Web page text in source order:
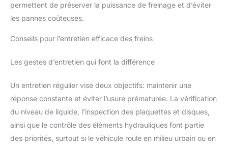
permettent de préserver la puissance de freinage et d’éviter
les pannes coûteuses.
Conseils pour l’entretien efficace des freins
Les gestes d’entretien qui font la différence
Un entretien régulier vise deux objectifs: maintenir une
réponse constante et éviter l’usure prématurée. La vérification
du niveau de liquide, l’inspection des plaquettes et disques,
ainsi que le contrôle des éléments hydrauliques font partie
des priorités, surtout si le véhicule roule en milieu urbain ou en